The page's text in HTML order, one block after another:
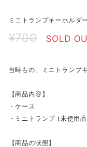
ミニトランプキーホルダー
¥700 SOLD
当時もの、ミニトランプ
【商品内容】
・ケース
・ミニトランプ (未使用
【商品の状態】